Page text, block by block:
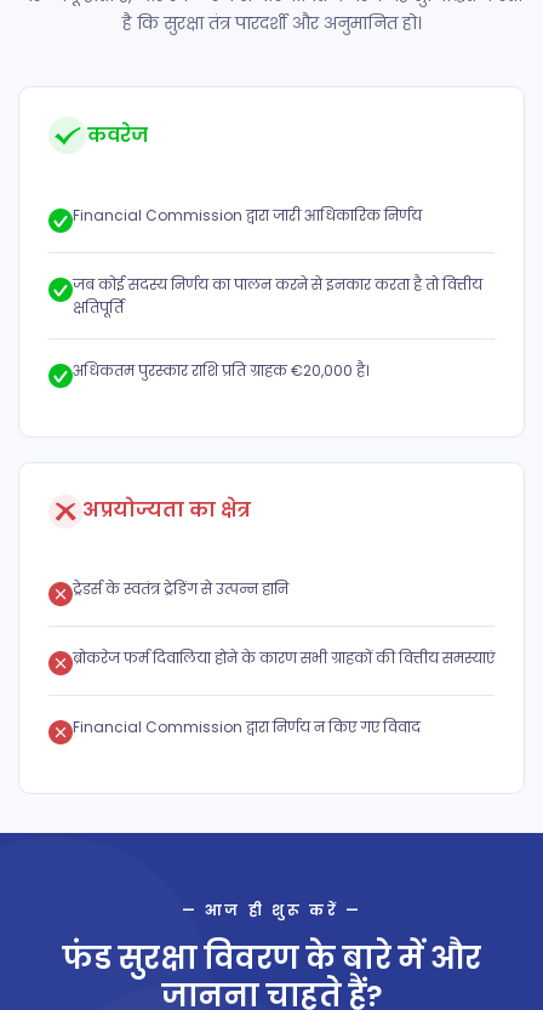
है कि सुरक्षा तंत्र पारदर्शी और अनुमानित हो।
कवरेज
Financial Commission द्वारा जारी आधिकारिक निर्णय
जब कोई सदस्य निर्णय का पालन करने से इनकार करता है तो वित्तीय
क्षतिपूर्ति
अधिकतम पुरस्कार राशि प्रति ग्राहक €20,000 है।
अप्रयोज्यता का क्षेत्र
ट्रेडर्स के स्वतंत्र ट्रेडिंग से उत्पन्न हानि
ब्रोकरेज फर्म दिवालिया होने के कारण सभी ग्राहकों की वित्तीय समस्याएं
Financial Commission द्वारा निर्णय न किए गए विवाद
— आज ही शुरू करें —
फंड सुरक्षा विवरण के बारे में और
जानना चाहते हैं?